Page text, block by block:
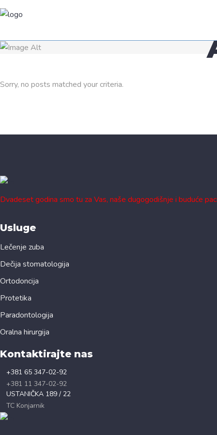
Sorry, no posts matched your criteria.
Dvadeset godina smo tu za Vas, naše dugogodišnje i buduće
Usluge
Lečenje zuba
Dečija stomatologija
Ortodoncija
Protetika
Paradontologija
Oralna hirurgija
Kontaktirajte nas
+381 65 347-02-92
+381 11 347-02-92
USTANIČKA 189 / 22
TC Konjarnik